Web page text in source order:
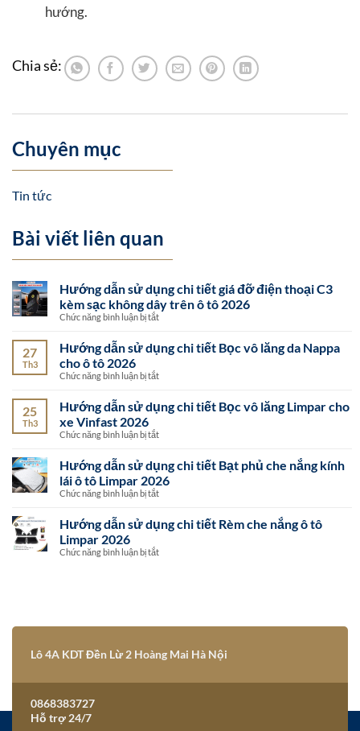
Chuyên mục
Tin tức
Bài viết liên quan
Hướng dẫn sử dụng chi tiết giá đỡ điện thoại C3
kèm sạc không dây trên ô tô 2026
Chức năng bình luận bị tắtở
sử
chi
đỡ
điện
C3
sạc
không
dây
trên
2026
27
Th3
Hướng dẫn sử dụng chi tiết Bọc vô lăng da Nappa
cho ô tô 2026
Chức năng bình luận bị tắtở
sử
chi
vô
lăng
da
Nappa
ô
tô
25
Th3
Hướng dẫn sử dụng chi tiết Bọc vô lăng Limpar cho
xe Vinfast 2026
Chức năng bình luận bị tắtở
sử
dụng
chi
vô
lăng
cho
Hướng dẫn sử dụng chi tiết Bạt phủ che nắng kính
lái ô tô Limpar 2026
Chức năng bình luận bị tắtở
sử
chi
lái
Limpar
Hướng dẫn sử dụng chi tiết Rèm che nắng ô tô
Limpar 2026
Chức năng bình luận bị tắtở
Rèm
nắng
ô
Limpar
hướng.
Lô 4A KDT Đền Lừ 2 Hoàng Mai Hà Nội
0868383727
Hỗ trợ 24/7